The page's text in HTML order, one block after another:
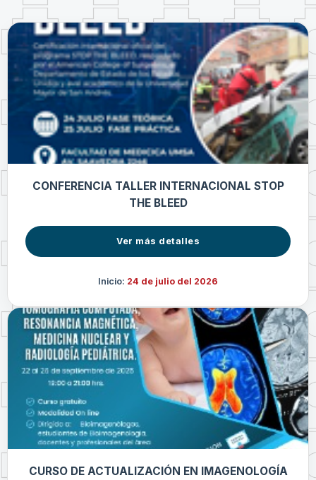
CONFERENCIA TALLER INTERNACIONAL STOP
THE BLEED
Ver más detalles
Inicio: 24 de julio del 2026
CURSO DE ACTUALIZACIÓN EN IMAGENOLOGÍA